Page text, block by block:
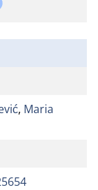
, Maria